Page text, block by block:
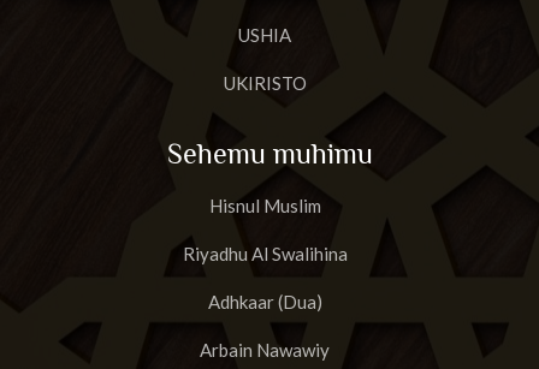
USHIA
UKIRISTO
Sehemu muhimu
Hisnul Muslim
Riyadhu Al Swalihina
Adhkaar (Dua)
Arbain Nawawiy